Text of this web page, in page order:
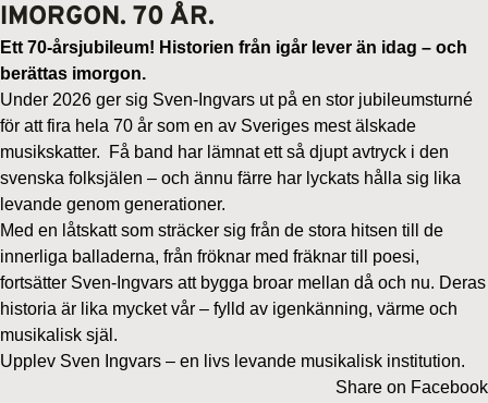
IMORGON. 70 ÅR.
Ett 70-årsjubileum! Historien från igår lever än idag – och
berättas imorgon.
Under 2026 ger sig Sven-Ingvars ut på en stor jubileumsturné
för att fira hela 70 år som en av Sveriges mest älskade
musikskatter.
Få band har lämnat ett så djupt avtryck i den
svenska folksjälen – och ännu färre har lyckats hålla sig lika
levande genom generationer.
Med en låtskatt som sträcker sig från de stora hitsen till de
innerliga balladerna, från fröknar med fräknar till poesi,
fortsätter Sven-Ingvars att bygga broar mellan då och nu. Deras
historia är lika mycket vår – fylld av igenkänning, värme och
musikalisk själ.
Upplev Sven Ingvars – en livs levande musikalisk institution.
Share on Facebook